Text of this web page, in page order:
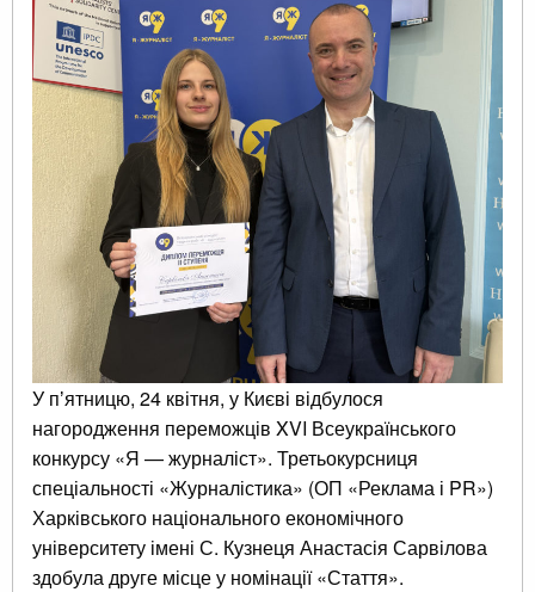
У пʼятницю, 24 квітня, у Києві відбулося
нагородження переможців XVI Всеукраїнського
конкурсу «Я — журналіст». Третьокурсниця
спеціальності «Журналістика» (ОП «Реклама і PR»)
Харківського національного економічного
університету імені С. Кузнеця Анастасія Сарвілова
здобула друге місце у номінації «Стаття».